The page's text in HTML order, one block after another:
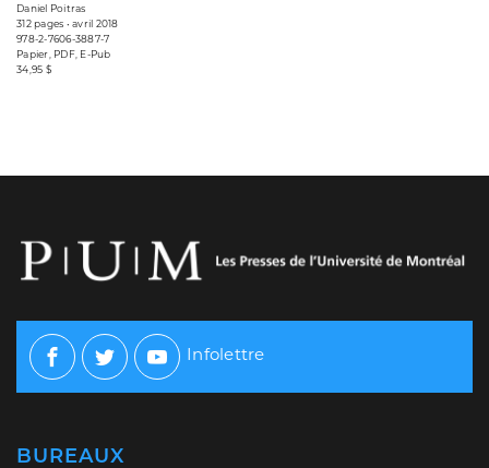
Daniel Poitras
312 pages • avril 2018
978-2-7606-3887-7
Papier, PDF, E-Pub
34,95 $
Facebook
TwitterYoutube
Infolettre
BUREAUX